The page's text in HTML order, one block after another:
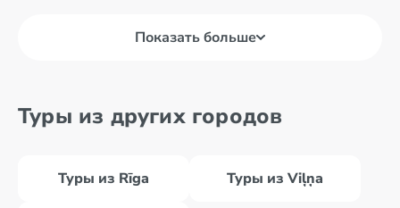
Показать больше
Туры из других городов
Туры из Rīga Туры из Viļņa